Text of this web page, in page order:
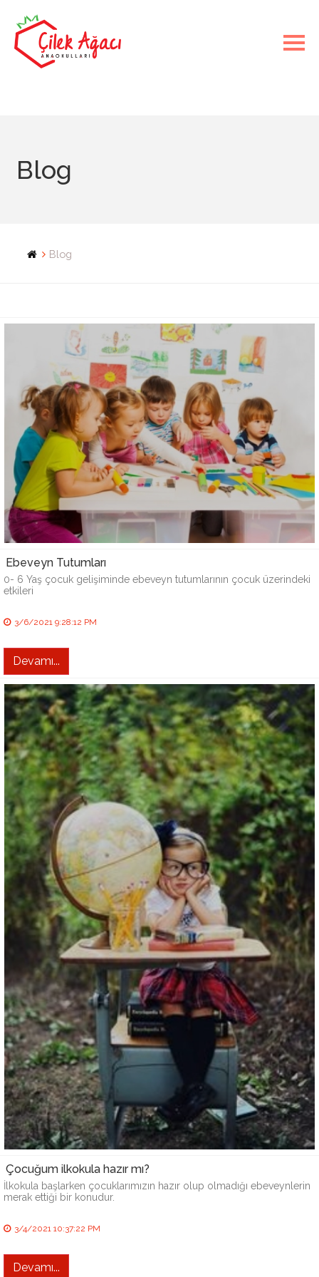
Blog
Blog
Ebeveyn Tutumları
0- 6 Yaş çocuk gelişiminde ebeveyn tutumlarının çocuk üzerindeki
etkileri
3/6/2021 9:28:12 PM
Devamı...
Çocuğum ilkokula hazır mı?
İlkokula başlarken çocuklarımızın hazır olup olmadığı ebeveynlerin
merak ettiği bir konudur.
3/4/2021 10:37:22 PM
Devamı...